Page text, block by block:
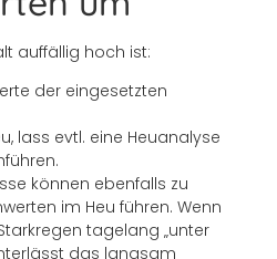
auffällig hoch ist:
der eingesetzten
lass evtl. eine Heuanalyse
können ebenfalls zu
im Heu führen. Wenn
tagelang „unter
das langsam